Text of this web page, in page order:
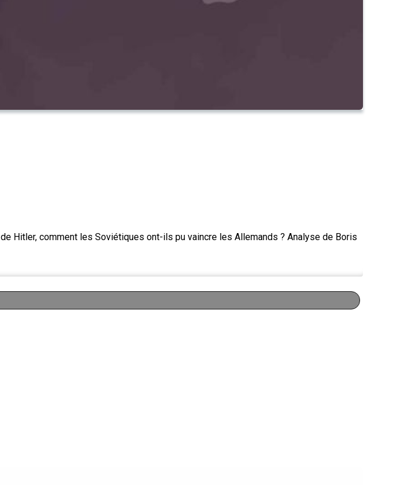
Hitler, comment les Soviétiques ont-ils pu vaincre les Allemands ? Analyse de Boris